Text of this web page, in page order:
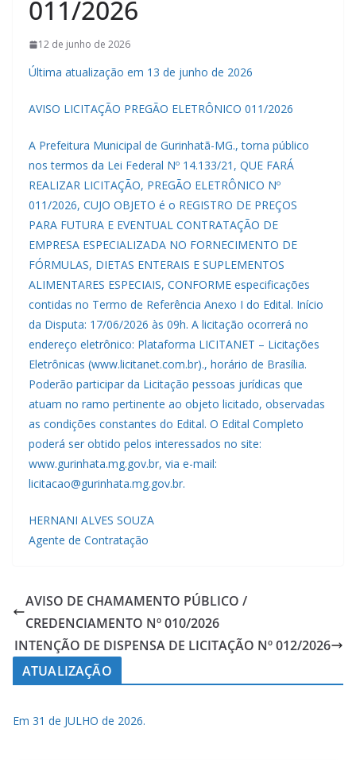
011/2026
12 de junho de 2026
Última atualização em 13 de junho de 2026
AVISO LICITAÇÃO PREGÃO ELETRÔNICO 011/2026
A Prefeitura Municipal de Gurinhatã-MG., torna público
nos termos da Lei Federal Nº 14.133/21, QUE FARÁ
REALIZAR LICITAÇÃO, PREGÃO ELETRÔNICO Nº
011/2026, CUJO OBJETO é o REGISTRO DE PREÇOS
PARA FUTURA E EVENTUAL CONTRATAÇÃO DE
EMPRESA ESPECIALIZADA NO FORNECIMENTO DE
FÓRMULAS, DIETAS ENTERAIS E SUPLEMENTOS
ALIMENTARES ESPECIAIS, CONFORME especificações
contidas no Termo de Referência Anexo I do Edital. Início
da Disputa: 17/06/2026 às 09h. A licitação ocorrerá no
endereço eletrônico: Plataforma LICITANET – Licitações
Eletrônicas (www.licitanet.com.br)., horário de Brasília.
Poderão participar da Licitação pessoas jurídicas que
atuam no ramo pertinente ao objeto licitado, observadas
as condições constantes do Edital. O Edital Completo
poderá ser obtido pelos interessados no site:
www.gurinhata.mg.gov.br, via e-mail:
licitacao@gurinhata.mg.gov.br.
HERNANI ALVES SOUZA
Agente de Contratação
AVISO DE CHAMAMENTO PÚBLICO /
CREDENCIAMENTO Nº 010/2026
INTENÇÃO DE DISPENSA DE LICITAÇÃO Nº 012/2026
ATUALIZAÇÃO
Em 31 de JULHO de 2026.